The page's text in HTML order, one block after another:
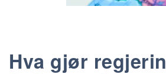
Hva gjør